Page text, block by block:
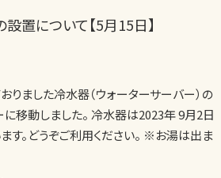
置について【5月15日】
りました冷水器（ウォーターサーバー）の
に移動しました。 冷水器は2023年 9月2日
す。どうぞご利用ください。 ※お湯は出ま